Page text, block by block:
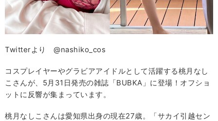
Twitterより @nashiko_cos
コスプレイヤーやグラビアアイドルとして活躍する桃月なし
こさんが、5月31日発売の雑誌「BUBKA」に登場！オフショ
ットに反響が集まっています。
桃月なしこさんは愛知県出身の現在27歳。「サカイ引越セン